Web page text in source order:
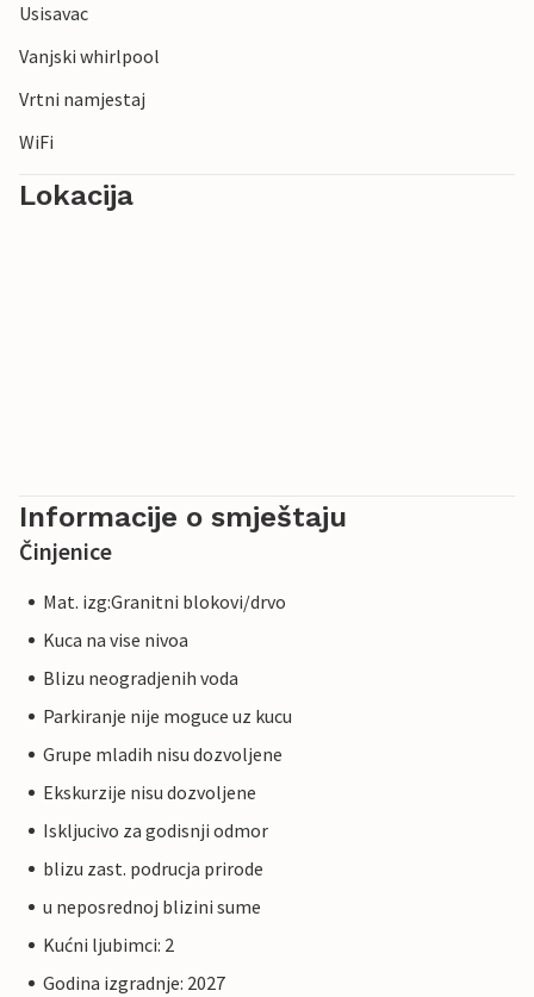
Usisavac
Vanjski whirlpool
Vrtni namjestaj
WiFi
Lokacija
Informacije o smještaju
Činjenice
Mat. izg:Granitni blokovi/drvo
Kuca na vise nivoa
Blizu neogradjenih voda
Parkiranje nije moguce uz kucu
Grupe mladih nisu dozvoljene
Ekskurzije nisu dozvoljene
Iskljucivo za godisnji odmor
blizu zast. podrucja prirode
u neposrednoj blizini sume
Kućni ljubimci: 2
Godina izgradnje: 2027